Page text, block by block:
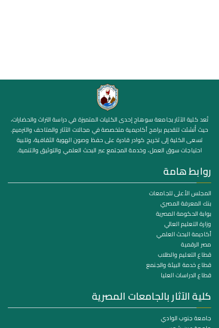
تُعد كلية الآثار بجامعة سوهاج إحدى الكليات المتميزة في دراسة التراث والحضارات،
حيث أُنشئت لتقديم برامج أكاديمية متخصصة في مجالات الآثار والمتاحف والترميم.
تسعى الكلية إلى تخريج كوادر قادرة على حفظ وصون الهوية الثقافية، وتلبية
احتياجات سوق العمل، وخدمة المجتمع عبر البحث العلمي والتوثيق والتنمية.
روابط هامة
المجلس الأعلى للجامعات
بنك المعرفة المصري
بوابة الحكومة المصرية
وزارة التعليم العالي
أكاديمة البحث العلمي
مصر الرقمية
قطاع التعليم والطلاب
قطاع خدمة البيئة والجنمع
قطاع الدراسات العليا
كلية الآثار بالجامعات المصرية
جامعة جنوب الوادي